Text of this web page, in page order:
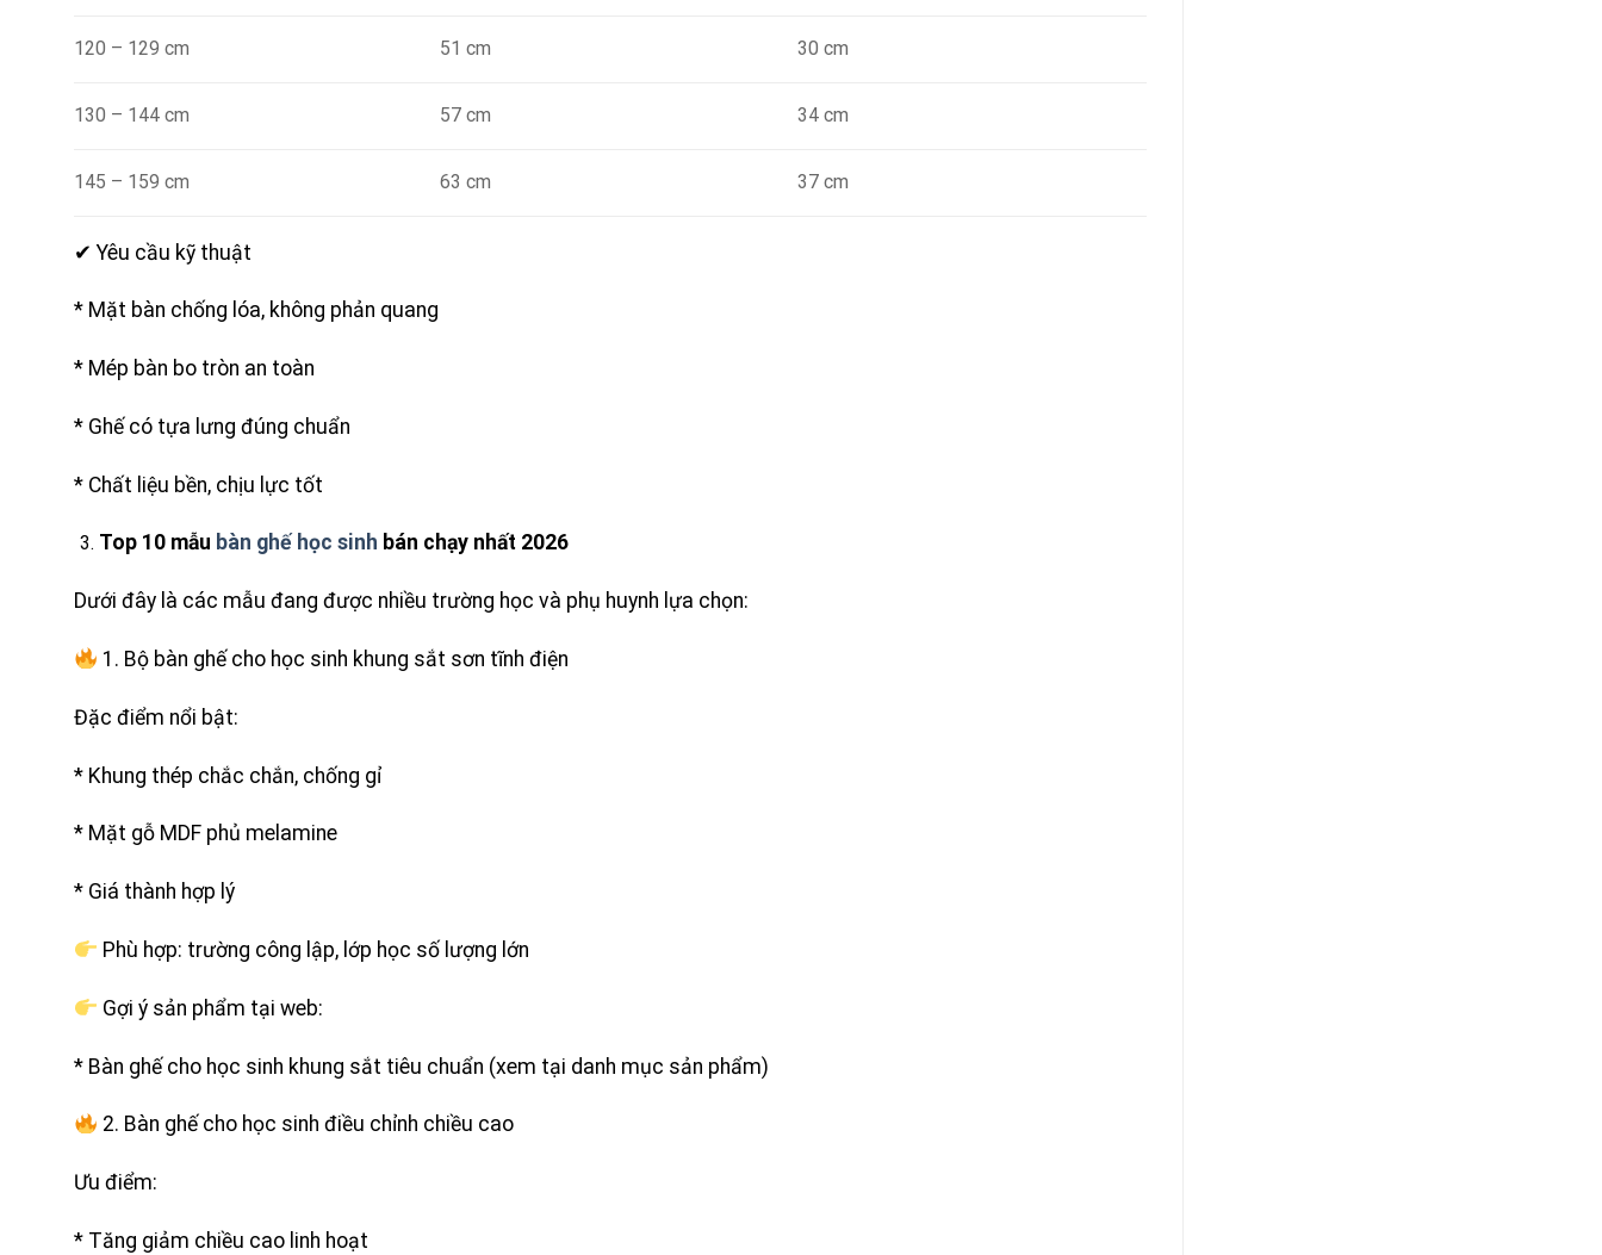
120 – 129 cm 51 cm 30 cm
130 – 144 cm 57 cm 34 cm
145 – 159 cm 63 cm 37 cm
✔ Yêu cầu kỹ thuật
* Mặt bàn chống lóa, không phản quang
* Mép bàn bo tròn an toàn
* Ghế có tựa lưng đúng chuẩn
* Chất liệu bền, chịu lực tốt
Top 10 mẫu bàn ghế học sinh bán chạy nhất 2026
Dưới đây là các mẫu đang được nhiều trường học và phụ huynh lựa chọn:
1. Bộ bàn ghế cho học sinh khung sắt sơn tĩnh điện
Đặc điểm nổi bật:
* Khung thép chắc chắn, chống gỉ
* Mặt gỗ MDF phủ melamine
* Giá thành hợp lý
Phù hợp: trường công lập, lớp học số lượng lớn
Gợi ý sản phẩm tại web:
* Bàn ghế cho học sinh khung sắt tiêu chuẩn (xem tại danh mục sản phẩm)
2. Bàn ghế cho học sinh điều chỉnh chiều cao
Ưu điểm:
* Tăng giảm chiều cao linh hoạt